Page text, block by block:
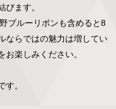
びます。
ブルーリボンも含めると8
ならではの魅力は増してい
お楽しみください。
。